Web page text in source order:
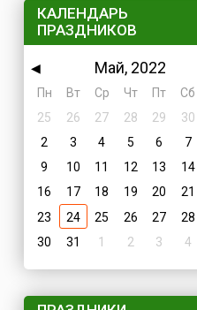
КАЛЕНДАРЬ
ПРАЗДНИКОВ
◀ Май, 2022
Пн
Вт Ср Чт Пт Сб
25
26 27 28 29 30
2
3 4 5 6 7
9
10 11 12 13 14
16
17 18 19 20 21
23
24 25 26 27 28
30
31 1 2 3 4